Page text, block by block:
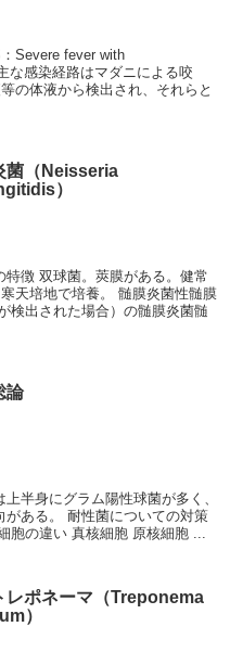
Severe fever with
な感染経路はマダニによる咬
の体液から検出され、それらと
菌（Neisseria
）
徴 双球菌。莢膜がある。健常
天培地で培養。 髄膜炎菌性髄膜
検出された場合）の髄膜炎菌髄
論
半身にグラム陽性球菌が多く、
ある。 耐性菌についての対策
胞の違い 真核細胞 原核細胞 ...
レポネーマ（Treponema
）